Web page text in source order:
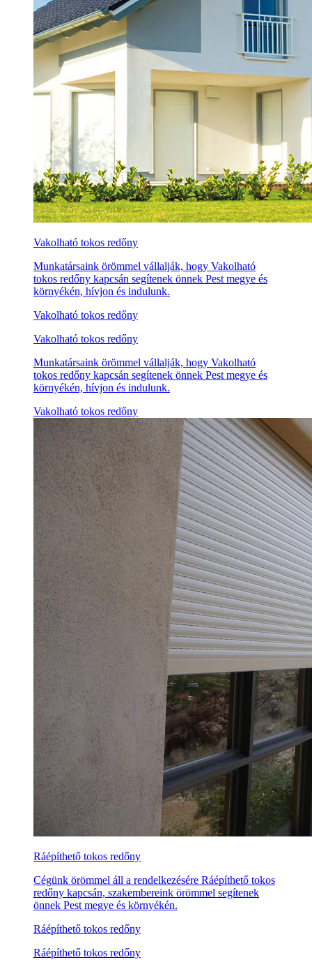
Vakolható tokos redőny
Munkatársaink örömmel vállalják, hogy Vakolható
tokos redőny kapcsán segítenek önnek Pest megye és
környékén, hívjon és indulunk.
Vakolható tokos redőny
Vakolható tokos redőny
Munkatársaink örömmel vállalják, hogy Vakolható
tokos redőny kapcsán segítenek önnek Pest megye és
környékén, hívjon és indulunk.
Vakolható tokos redőny
Ráépíthető tokos redőny
Cégünk örömmel áll a rendelkezésére Ráépíthető tokos
redőny kapcsán, szakembereink örömmel segítenek
önnek Pest megye és környékén.
Ráépíthető tokos redőny
Ráépíthető tokos redőny